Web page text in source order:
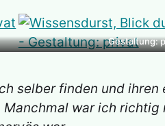
Gestaltung:
selber finden und ihren
war ich richtig